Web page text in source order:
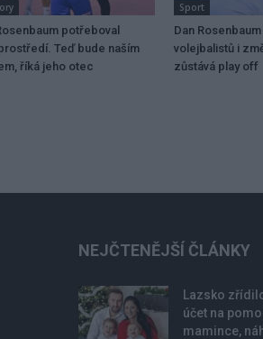
potřeboval
Teď bude naším
říká jeho otec
Sport
Dan
volejbalistů i
zůstává play off
NEJČTENĚJŠÍ ČLÁNKY
Lazsko
účet na
mamince,